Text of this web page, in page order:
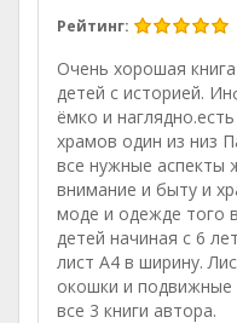
Рейтинг:
Очень хорошая
детей с историей.
ёмко и
храмов один из низ
все нужные аспекты
внимание и быту и
моде и одежде того
детей начиная с 6
лист А4 в ширину.
окошки и подвижные
все 3 книги автора.